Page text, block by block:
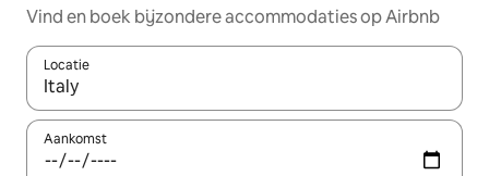
Vind en boek bijzondere accommodaties op Airbnb
Locatie
Wanneer er resultaten beschikbaar zijn, maak je een keuze
Aankomst